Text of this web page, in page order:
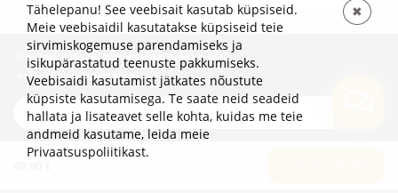
Liitu uudiskirjaga, et olla esimene, kes kuuleb
pakkumistest ja uudistest!
Tähelepanu! See veebisait kasutab küpsiseid.
Meie veebisaidil kasutatakse küpsiseid teie
sirvimiskogemuse parendamiseks ja
isikupärastatud teenuste pakkumiseks.
Veebisaidi kasutamist jätkates nõustute
küpsiste kasutamisega. Te saate neid seadeid
hallata ja lisateavet selle kohta, kuidas me teie
andmeid kasutame, leida meie
Privaatsuspoliitikast.
✖